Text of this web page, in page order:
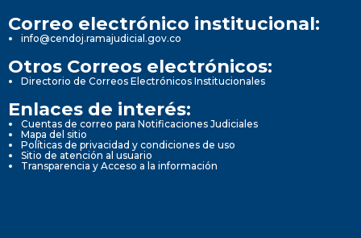
Correo electrónico institucional:
info@cendoj.ramajudicial.gov.co
Otros Correos electrónicos:
Directorio de Correos Electrónicos Institucionales
Enlaces de interés:
Cuentas de correo para Notificaciones Judiciales
Mapa del sitio
Políticas de privacidad y condiciones de uso
Sitio de atención al usuario
Transparencia y Acceso a la información